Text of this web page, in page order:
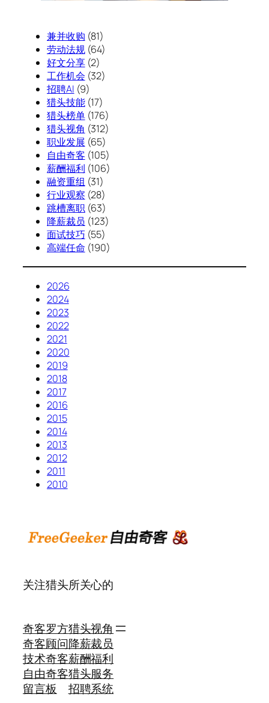
兼并收购 (81)
劳动法规(64)
好文分享(2)
工作机会 (32)
招聘AI (9)
猎头技能(17)
猎头榜单(176)
猎头视角 (312)
职业发展 (65)
自由奇客 (105)
薪酬福利 (106)
融资重组 (31)
行业观察 (28)
跳槽离职(63)
降薪裁员 (123)
面试技巧 (55)
高端任命 (190)
2026
2024
2023
2022
2021
2020
2019
2018
2017
2016
2015
2014
2013
2012
2011
2010
关注猎头所关心的
奇客罗方
奇客顾问
技术奇客
自由奇客
留言板
猎头视角
降薪裁员
薪酬福利
猎头服务
招聘系统